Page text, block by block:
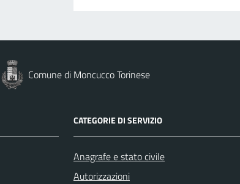
Comune di Moncucco Torinese
CATEGORIE DI SERVIZIO
Anagrafe e stato civile
Autorizzazioni